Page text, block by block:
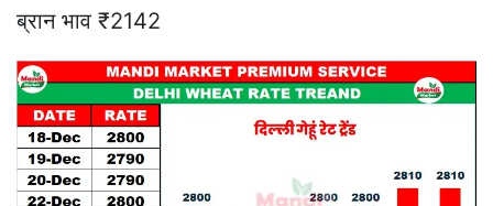
ब्रान भाव ₹2142